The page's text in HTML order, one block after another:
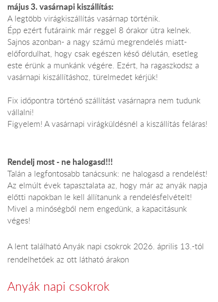
május 3. vasárnapi kiszállítás:
A legtöbb virágkiszállítás vasárnap történik.
Épp ezért futáraink már reggel 8 órakor útra kelnek.
Sajnos azonban- a nagy számú megrendelés miatt-
előfordulhat, hogy csak egészen késő délután, esetleg
este érünk a munkánk végére. Ezért, ha ragaszkodsz a
vasárnapi kiszállításhoz, türelmedet kérjük!
Fix időpontra történő szállítást vasárnapra nem tudunk
vállalni!
Figyelem! A vasárnapi virágküldésnél a kiszállítás feláras!
Rendelj most - ne halogasd!!!
Talán a legfontosabb tanácsunk: ne halogasd a rendelést!
Az elmúlt évek tapasztalata az, hogy már az anyák napja
előtti napokban le kell állítanunk a rendelésfelvételt!
Mivel a minőségből nem engedünk, a kapacitásunk
véges!
A lent található Anyák napi csokrok 2026. április 13.-tól
rendelhetőek az ott látható árakon
Anyák napi csokrok